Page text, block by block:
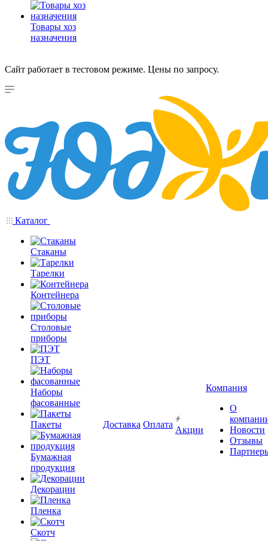
Товары хоз
назначения
Сайт работает в тестовом режиме. Цены по запросу.
Каталог
Стаканы
Тарелки
Контейнера
Столовые
приборы
ПЭТ
Наборы
фасованные
Пакеты
Бумажная
продукция
Декорации
Пленка
Скотч
Доставка Оплата
Акции
Компания
О
Новости
Отзывы